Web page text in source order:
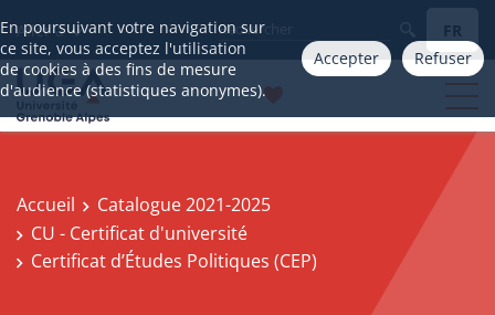
En poursuivant votre navigation sur
ce site, vous acceptez l'utilisation
de cookies à des fins de mesure
d'audience (statistiques anonymes).
Accepter Refuser
Aller à FR
Accueil
Catalogue 2021-2025
CU - Certificat d'université
Certificat d’Études Politiques (CEP)